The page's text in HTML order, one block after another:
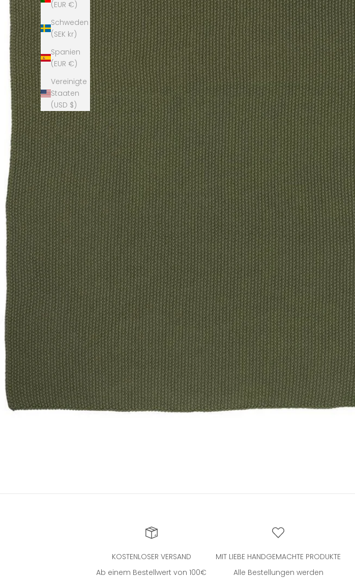
(EUR €)
Schweden
(SEK kr)
Spanien
(EUR €)
Vereinigte
Staaten
(USD $)
KOSTENLOSER VERSAND
Ab einem Bestellwert von 100€
MIT LIEBE HANDGEMACHTE PRODUKTE
Alle Bestellungen werden